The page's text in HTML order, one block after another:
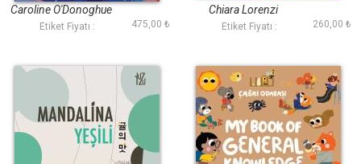
Caroline O'Donoghue
Etiket Fiyatı : 475,00 ₺
Chiara Lorenzi
Etiket Fiyatı : 260,00 ₺